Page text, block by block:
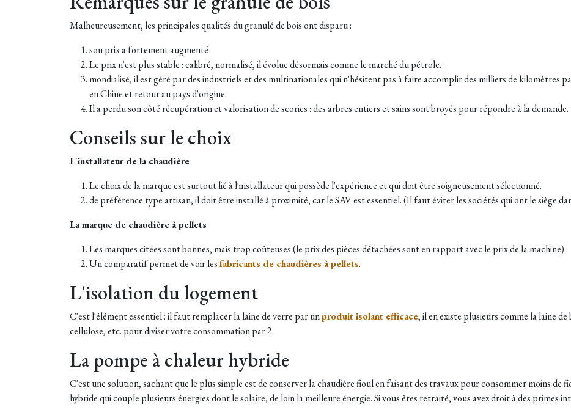
Malheureusement, les principales qualités du granulé de bois ont disparu :
son prix a fortement augmenté
Le prix n'est plus stable : calibré, normalisé, il évolue désormais comme le marché du pétrole.
mondialisé, il est géré par des industriels et des multinationales qui n'hésitent pas à faire accomplir des milliers de kilomètres
en Chine et retour au pays d'origine.
Il a perdu son côté récupération et valorisation de scories : des arbres entiers et sains sont broyés pour répondre à la demande.
Conseils sur le choix
L'installateur de la chaudière
Le choix de la marque est surtout lié à l'installateur qui possède l'expérience et qui doit être soigneusement sélectionné.
de préférence type artisan, il doit être installé à proximité, car le SAV est essentiel. (Il faut éviter les sociétés qui ont le siège
La marque de chaudière à pellets
Les marques citées sont bonnes, mais trop coûteuses (le prix des pièces détachées sont en rapport avec le prix de la machine).
Un comparatif permet de voir lesfabricants de chaudières à pellets.
L'isolation du logement
C'est l'élément essentiel : il faut remplacer la laine de verre par unproduit isolant efficace, il en existe plusieurs comme la laine
cellulose, etc. pour diviser votre consommation par 2.
La pompe à chaleur hybride
C'est une solution, sachant que le plus simple est de conserver la chaudière fioul en faisant des travaux pour consommer moins de
hybride qui couple plusieurs énergies dont le solaire, de loin la meilleure énergie. Si vous êtes retraité, vous avez droit à des primes